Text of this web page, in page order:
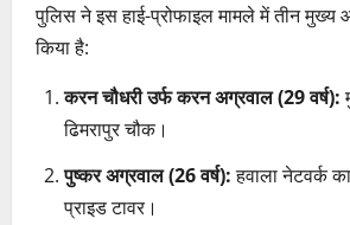
पुलिस ने इस हाई-प्रोफाइल मामले में तीन मुख्य
किया है:
करन चौधरी उर्फ करन अग्रवाल (29 वर्ष):
ढिमरापुर चौक।
पुष्कर अग्रवाल (26 वर्ष):हवाला नेटवर्क
प्राइड टावर।